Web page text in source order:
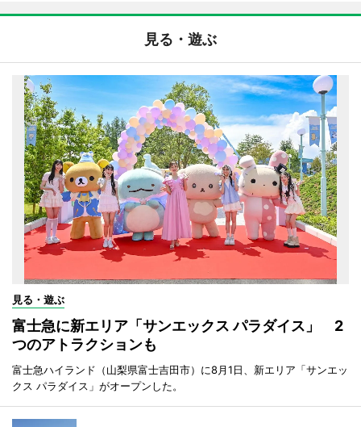
見る・遊ぶ
見る・遊ぶ
富士急に新エリア「サンエックス パラダイス」 2
つのアトラクションも
富士急ハイランド（山梨県富士吉田市）に8月1日、新エリア「サンエッ
クス パラダイス」がオープンした。